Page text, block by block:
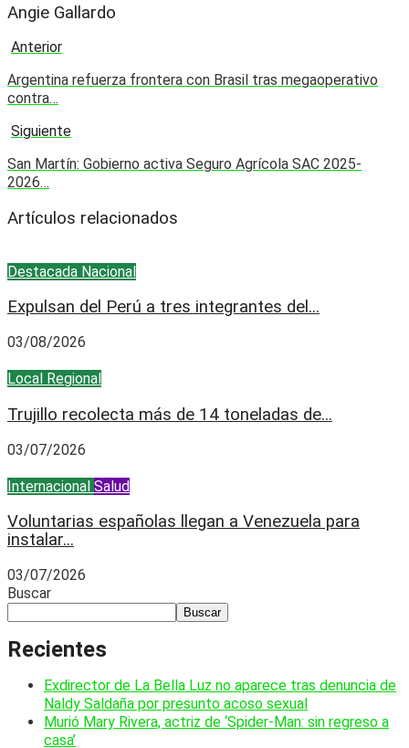
Angie Gallardo
Anterior
Argentina refuerza frontera con Brasil tras megaoperativo
contra…
Siguiente
San Martín: Gobierno activa Seguro Agrícola SAC 2025-
2026…
Artículos relacionados
Destacada Nacional
Expulsan del Perú a tres integrantes del...
03/08/2026
Local Regional
Trujillo recolecta más de 14 toneladas de...
03/07/2026
Internacional Salud
Voluntarias españolas llegan a Venezuela para
instalar...
03/07/2026
Buscar
Buscar
Recientes
Exdirector de La Bella Luz no aparece tras denuncia de
Naldy Saldaña por presunto acoso sexual
Murió Mary Rivera, actriz de ‘Spider-Man: sin regreso a
casa’